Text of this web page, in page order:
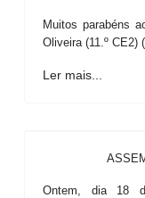
Muitos parabéns
Oliveira (11.º CE2)
Ler mais...
Ontem, dia 18